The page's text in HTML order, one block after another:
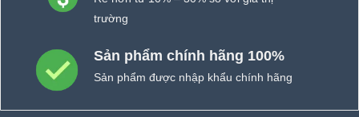
trường
Sản phẩm chính hãng 100%
Sản phẩm được nhập khẩu chính hãng